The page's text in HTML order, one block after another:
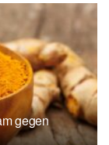
gegen